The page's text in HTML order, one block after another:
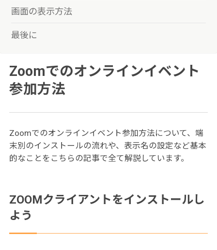
画面の表示方法
最後に
Zoomでのオンラインイベント
参加方法
Zoomでのオンラインイベント参加方法について、端
末別のインストールの流れや、表示名の設定など基本
的なことをこちらの記事で全て解説しています。
ZOOMクライアントをインストールし
よう